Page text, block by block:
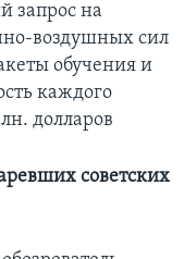
запрос на
воздушных сил
обучения и
каждого
долларов
советских